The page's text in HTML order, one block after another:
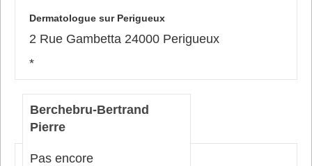
Dermatologue sur Perigueux
2 Rue Gambetta 24000 Perigueux
*
Berchebru-Bertrand
Pierre
Pas encore